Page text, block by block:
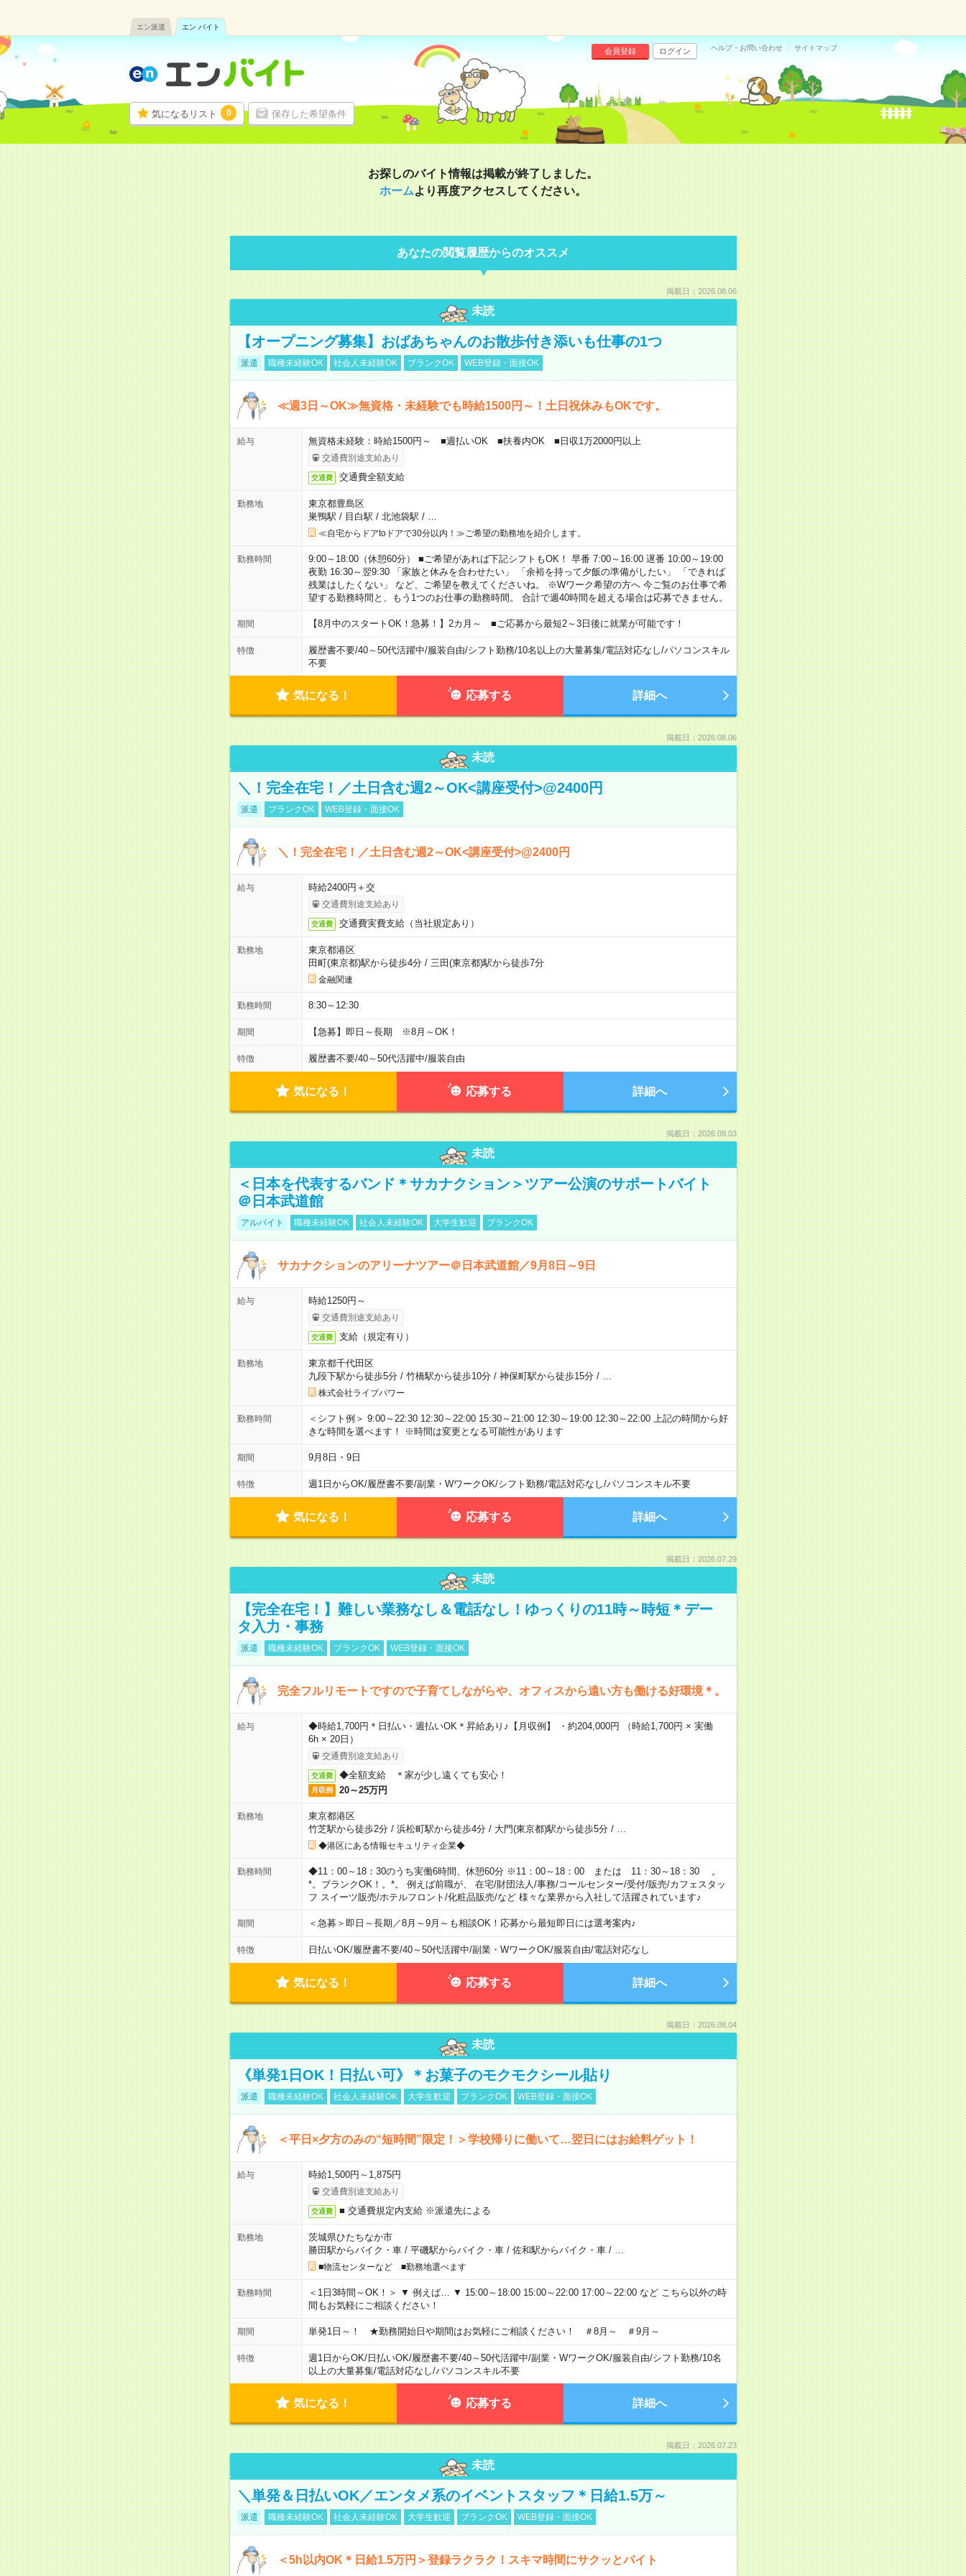
エン派遣 エン バイト
気になるリスト 0 保存した希望条件
会員登録 ログイン ヘルプ・お問い合わせ サイトマップ
お探しのバイト情報は掲載が終了しました。
ホームより再度アクセスしてください。
あなたの閲覧履歴からのオススメ
掲載日：2026.08.06
未読
【オープニング募集】おばあちゃんのお散歩付き添いも仕事の1つ
派遣 職種未経験OK 社会人未経験OK ブランクOK WEB登録・面接OK
≪週3日～OK≫無資格・未経験でも時給1500円～！土日祝休みもOKです。
給与 無資格未経験：時給1500円～ ■週払いOK ■扶養内OK ■日収1万2000円以上
交通費別途支給あり
交通費 交通費全額支給
勤務地
東京都豊島区
巣鴨駅 / 目白駅 / 北池袋駅 / …
≪自宅からドアtoドアで30分以内！≫ご希望の勤務地を紹介します。
勤務時間
9:00～18:00（休憩60分） ■ご希望があれば下記シフトもOK！ 早番 7:00～16:00 遅番 10:00～19:00
夜勤 16:30～翌9:30 「家族と休みを合わせたい」 「余裕を持って夕飯の準備がしたい」 「できれば
残業はしたくない」 など、ご希望を教えてくださいね。 ※Wワーク希望の方へ 今ご覧のお仕事で希
望する勤務時間と、もう1つのお仕事の勤務時間。 合計で週40時間を超える場合は応募できません。
期間 【8月中のスタートOK！急募！】2カ月～ ■ご応募から最短2～3日後に就業が可能です！
特徴 履歴書不要/40～50代活躍中/服装自由/シフト勤務/10名以上の大量募集/電話対応なし/パソコンスキル
不要
気になる！ 応募する 詳細へ
掲載日：2026.08.06
未読
＼！完全在宅！／土日含む週2～OK<講座受付>@2400円
派遣 ブランクOK WEB登録・面接OK
＼！完全在宅！／土日含む週2～OK<講座受付>@2400円
給与 時給2400円＋交
交通費別途支給あり
交通費 交通費実費支給（当社規定あり）
勤務地
東京都港区
田町(東京都)駅から徒歩4分/ 三田(東京都)駅から徒歩7分
金融関連
勤務時間 8:30～12:30
期間 【急募】即日～長期 ※8月～OK！
特徴 履歴書不要/40～50代活躍中/服装自由
気になる！ 応募する 詳細へ
掲載日：2026.08.03
未読
＜日本を代表するバンド＊サカナクション＞ツアー公演のサポートバイト
＠日本武道館
アルバイト 職種未経験OK 社会人未経験OK 大学生歓迎 ブランクOK
サカナクションのアリーナツアー＠日本武道館／9月8日～9日
給与 時給1250円～
交通費別途支給あり
交通費 支給（規定有り）
勤務地
東京都千代田区
九段下駅から徒歩5分/ 竹橋駅から徒歩10分/ 神保町駅から徒歩15分/ …
株式会社ライブパワー
勤務時間
＜シフト例＞ 9:00～22:30 12:30～22:00 15:30～21:00 12:30～19:00 12:30～22:00 上記の時間から好
きな時間を選べます！ ※時間は変更となる可能性があります
期間 9月8日・9日
特徴 週1日からOK/履歴書不要/副業・WワークOK/シフト勤務/電話対応なし/パソコンスキル不要
気になる！ 応募する 詳細へ
掲載日：2026.07.29
未読
【完全在宅！】難しい業務なし＆電話なし！ゆっくりの11時～時短＊デー
タ入力・事務
派遣 職種未経験OK ブランクOK WEB登録・面接OK
完全フルリモートですので子育てしながらや、オフィスから遠い方も働ける好環境＊。
給与
◆時給1,700円＊日払い・週払いOK＊昇給あり♪【月収例】 ・約204,000円 （時給1,700円 × 実働
6h × 20日）
交通費別途支給あり
交通費 ◆全額支給 ＊家が少し遠くても安心！
月収例 20～25万円
勤務地
東京都港区
竹芝駅から徒歩2分/ 浜松町駅から徒歩4分/ 大門(東京都)駅から徒歩5分/ …
◆港区にある情報セキュリティ企業◆
勤務時間
◆11：00～18：30のうち実働6時間、休憩60分 ※11：00～18：00 または 11：30～18：30 。
*。ブランクOK！。*。 例えば前職が、 在宅/財団法人/事務/コールセンター/受付/販売/カフェスタッ
フ スイーツ販売/ホテルフロント/化粧品販売/など 様々な業界から入社して活躍されています♪
期間 ＜急募＞即日～長期／8月～9月～も相談OK！応募から最短即日には選考案内♪
特徴 日払いOK/履歴書不要/40～50代活躍中/副業・WワークOK/服装自由/電話対応なし
気になる！ 応募する 詳細へ
掲載日：2026.08.04
未読
《単発1日OK！日払い可》＊お菓子のモクモクシール貼り
派遣 職種未経験OK 社会人未経験OK 大学生歓迎 ブランクOK WEB登録・面接OK
＜平日×夕方のみの“短時間”限定！＞学校帰りに働いて…翌日にはお給料ゲット！
給与 時給1,500円～1,875円
交通費別途支給あり
交通費 ■ 交通費規定内支給 ※派遣先による
勤務地
茨城県ひたちなか市
勝田駅からバイク・車/ 平磯駅からバイク・車/ 佐和駅からバイク・車/ …
■物流センターなど ■勤務地選べます
勤務時間
＜1日3時間～OK！＞ ▼ 例えば… ▼ 15:00～18:00 15:00～22:00 17:00～22:00 など こちら以外の時
間もお気軽にご相談ください！
期間 単発1日～！ ★勤務開始日や期間はお気軽にご相談ください！ ＃8月～ ＃9月～
特徴 週1日からOK/日払いOK/履歴書不要/40～50代活躍中/副業・WワークOK/服装自由/シフト勤務/10名
以上の大量募集/電話対応なし/パソコンスキル不要
気になる！ 応募する 詳細へ
掲載日：2026.07.23
未読
＼単発＆日払いOK／エンタメ系のイベントスタッフ＊日給1.5万～
派遣 職種未経験OK 社会人未経験OK 大学生歓迎 ブランクOK WEB登録・面接OK
＜5h以内OK＊日給1.5万円＞登録ラクラク！スキマ時間にサクッとバイト